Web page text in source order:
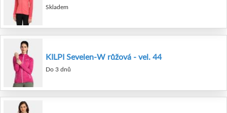
Skladem
KILPI Sevelen-W růžová - vel. 44
Do 3 dnů